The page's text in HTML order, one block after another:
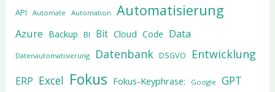
API Automate Automation Automatisierung
Azure Backup BI Bit Cloud Code Data
Datenautomatisierung Datenbank DSGVO Entwicklung
ERP Excel Fokus Fokus-Keyphrase: Google GPT